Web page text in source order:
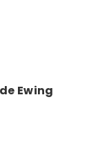
Ewing